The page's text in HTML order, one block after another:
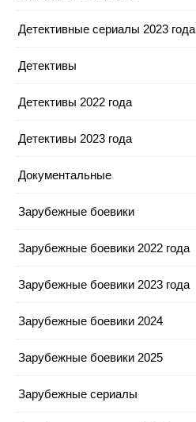
Детективные сериалы 2023 года
Детективы
Детективы 2022 года
Детективы 2023 года
Документальные
Зарубежные боевики
Зарубежные боевики 2022 года
Зарубежные боевики 2023 года
Зарубежные боевики 2024
Зарубежные боевики 2025
Зарубежные сериалы